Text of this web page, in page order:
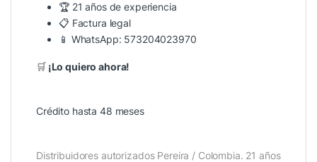
🏆 21 años de experiencia
📋 Factura legal
📱 WhatsApp: 573204023970
🛒 ¡Lo quiero ahora!
Crédito hasta 48 meses
Distribuidores autorizados Pereira / Colombia. 21 años